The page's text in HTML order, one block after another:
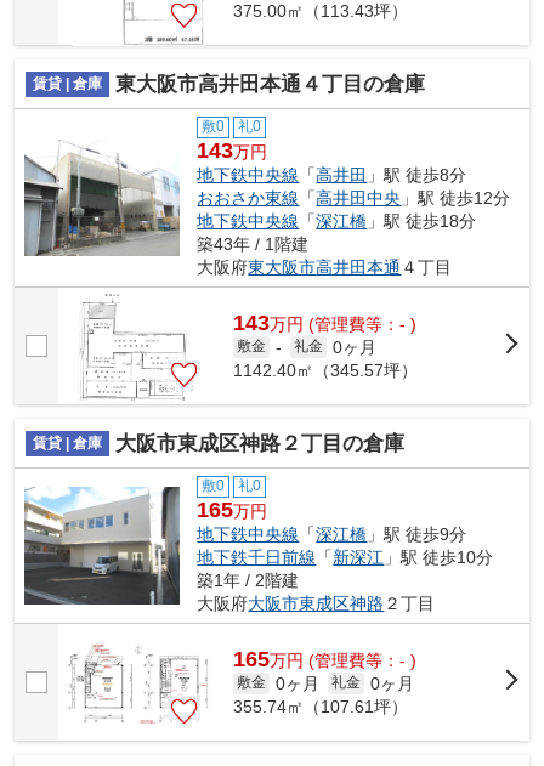
375.00㎡（113.43坪）
賃貸 | 倉庫 東大阪市高井田本通４丁目の倉庫
敷0 礼0
143万円
地下鉄中央線 「高井田 」駅 徒歩8分
おおさか東線 「高井田中央 」駅 徒歩12分
地下鉄中央線 「深江橋 」駅 徒歩18分
築43年 / 1階建
大阪府東大阪市高井田本通 ４丁目
143万円 (管理費等：- )
敷金 - 礼金 0ヶ月
1142.40㎡（345.57坪）
賃貸 | 倉庫 大阪市東成区神路２丁目の倉庫
敷0 礼0
165万円
地下鉄中央線 「深江橋 」駅 徒歩9分
地下鉄千日前線 「新深江 」駅 徒歩10分
築1年 / 2階建
大阪府大阪市東成区神路 ２丁目
165万円 (管理費等：- )
敷金 0ヶ月 礼金 0ヶ月
355.74㎡（107.61坪）